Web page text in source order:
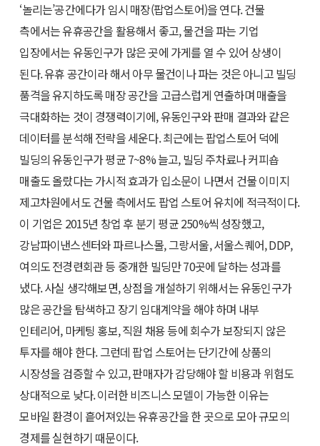
‘놀리는’공간에다가 임시 매장(팝업스토어)을 연다. 건물
측에서는 유휴공간을 활용해서 좋고, 물건을 파는 기업
입장에서는 유동인구가 많은 곳에 가게를 열 수 있어 상생이
된다. 유휴 공간이라 해서 아무 물건이나 파는 것은 아니고 빌딩
품격을 유지하도록 매장 공간을 고급스럽게 연출하며 매출을
극대화하는 것이 경쟁력이기에, 유동인구와 판매 결과와 같은
데이터를 분석해 전략을 세운다. 최근에는 팝업스토어 덕에
빌딩의 유동인구가 평균 7~8% 늘고, 빌딩 주차료나 커피숍
매출도 올랐다는 가시적 효과가 입소문이 나면서 건물 이미지
제고차원에서도 건물 측에서도 팝업 스토어 유치에 적극적이다.
이 기업은 2015년 창업 후 분기 평균 250%씩 성장했고,
강남파이낸스센터와 파르나스몰, 그랑서울, 서울스퀘어, DDP,
여의도 전경련회관 등 중개한 빌딩만 70곳에 달하는 성과를
냈다. 사실 생각해보면, 상점을 개설하기 위해서는 유동인구가
많은 공간을 탐색하고 장기 임대계약을 해야 하며 내부
인테리어, 마케팅 홍보, 직원 채용 등에 회수가 보장되지 않은
투자를 해야 한다. 그런데 팝업 스토어는 단기간에 상품의
시장성을 검증할 수 있고, 판매자가 감당해야 할 비용과 위험도
상대적으로 낮다. 이러한 비즈니스 모델이 가능한 이유는
모바일 환경이 흩어져있는 유휴공간을 한 곳으로 모아 규모의
경제를 실현하기 때문이다.